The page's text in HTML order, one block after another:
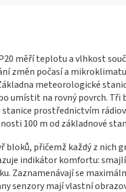
měří teplotu a vlhkost
změn počasí a
meteorologické
umístit na rovný povrch. Tři
prostřednictvím
100 m od základnové
bloků, přičemž každý z nich
indikátor komfortu:
Zaznamenávají se
senzory mají vlastní